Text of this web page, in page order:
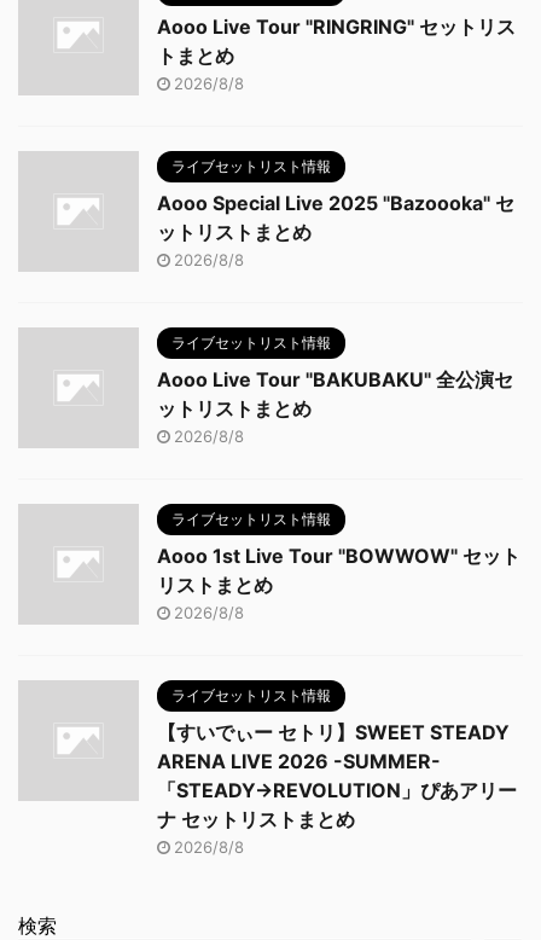
Aooo Live Tour "RINGRING" セットリス
トまとめ
2026/8/8
ライブセットリスト情報
Aooo Special Live 2025 "Bazoooka" セ
ットリストまとめ
2026/8/8
ライブセットリスト情報
Aooo Live Tour "BAKUBAKU" 全公演セ
ットリストまとめ
2026/8/8
ライブセットリスト情報
Aooo 1st Live Tour "BOWWOW" セット
リストまとめ
2026/8/8
ライブセットリスト情報
【すいでぃー セトリ】SWEET STEADY
ARENA LIVE 2026 -SUMMER-
「STEADY→REVOLUTION」ぴあアリー
ナ セットリストまとめ
2026/8/8
検索